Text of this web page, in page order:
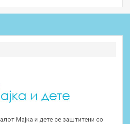
Мајка и дете се заштитени со